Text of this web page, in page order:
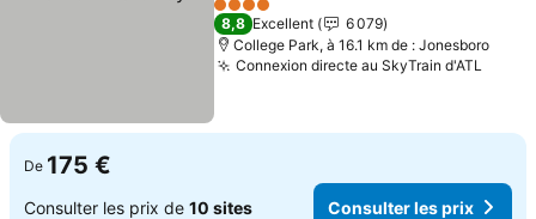
4 Étoiles
8,8 Excellent
6 079
College Park, à 16.1 km de : Jonesboro
Connexion directe au SkyTrain d'ATL
De 175 €
Consulter les prix de 10 sites Consulter les prix